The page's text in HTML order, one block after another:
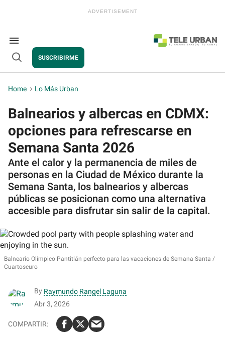
Search
&
Section
Navigation
Open
SUSCRIBIRME
Home > Lo Más Urban
Balnearios y albercas en CDMX:
opciones para refrescarse en
Semana Santa 2026
Ante el calor y la permanencia de miles de
personas en la Ciudad de México durante la
Semana Santa, los balnearios y albercas
públicas se posicionan como una alternativa
accesible para disfrutar sin salir de la capital.
Balneario Olímpico Pantitlán perfecto para las vacaciones de Semana Santa
Cuartoscuro
By Raymundo Rangel Laguna
Abr 3, 2026